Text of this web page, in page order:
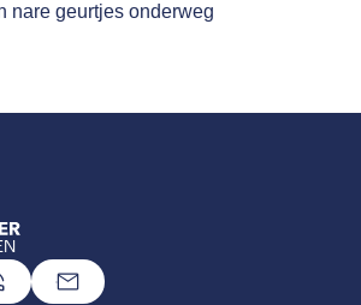
nare geurtjes onderweg